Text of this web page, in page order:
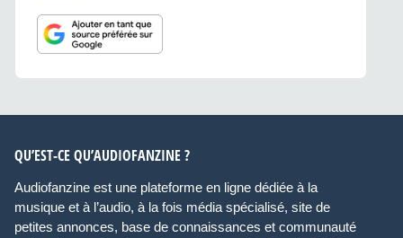
QU’EST-CE QU’AUDIOFANZINE ?
Audiofanzine est une plateforme en ligne dédiée à la
musique et à l’audio, à la fois média spécialisé, site de
petites annonces, base de connaissances et communauté